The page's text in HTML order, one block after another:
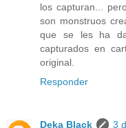
los capturan...
son monstruos
que se les ha
capturados en
original.
Responder
Deka Black
3